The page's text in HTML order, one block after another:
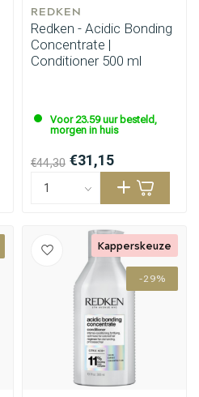
REDKEN
Redken - Acidic Bonding
Concentrate |
Conditioner 500 ml
Voor 23.59 uur besteld,
morgen in huis
€44,30 €31,15
-29%
Kapperskeuze